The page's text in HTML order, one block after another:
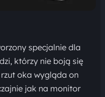
specjalnie dla
którzy nie boją się
oka wygląda on
jak na monitor